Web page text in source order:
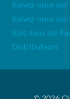
Suivez-nous
Suivez-nous sur
Suis nous sur
Distributeurs